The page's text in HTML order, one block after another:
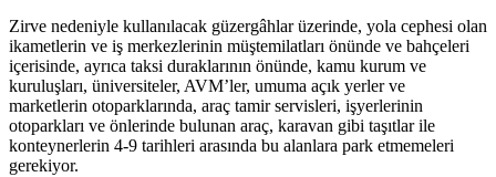
Zirve nedeniyle kullanılacak güzergâhlar üzerinde, yola cephesi olan
ikametlerin ve iş merkezlerinin müştemilatları önünde ve bahçeleri
içerisinde, ayrıca taksi duraklarının önünde, kamu kurum ve
kuruluşları, üniversiteler, AVM’ler, umuma açık yerler ve
marketlerin otoparklarında, araç tamir servisleri, işyerlerinin
otoparkları ve önlerinde bulunan araç, karavan gibi taşıtlar ile
konteynerlerin 4-9 tarihleri arasında bu alanlara park etmemeleri
gerekiyor.